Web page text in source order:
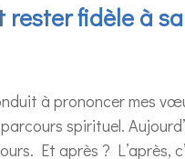
rester fidèle à
à prononcer mes
spirituel.
Et après ? L’après,